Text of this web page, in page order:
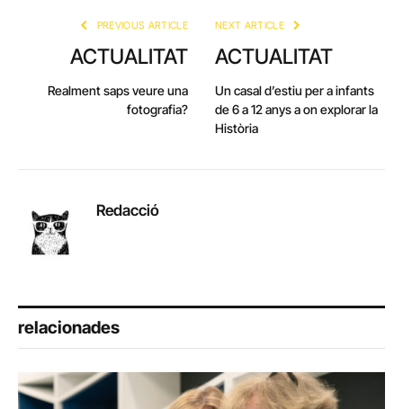
PREVIOUS ARTICLE
ACTUALITAT
Realment saps veure una
fotografia?
NEXT ARTICLE
ACTUALITAT
Un casal d’estiu per a infants
de 6 a 12 anys a on explorar la
Història
Redacció
relacionades